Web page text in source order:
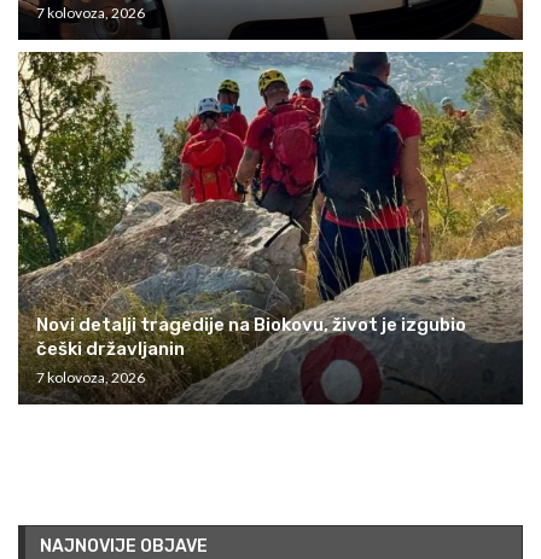
7 kolovoza, 2026
Novi detalji tragedije na Biokovu, život je izgubio
češki državljanin
7 kolovoza, 2026
NAJNOVIJE OBJAVE